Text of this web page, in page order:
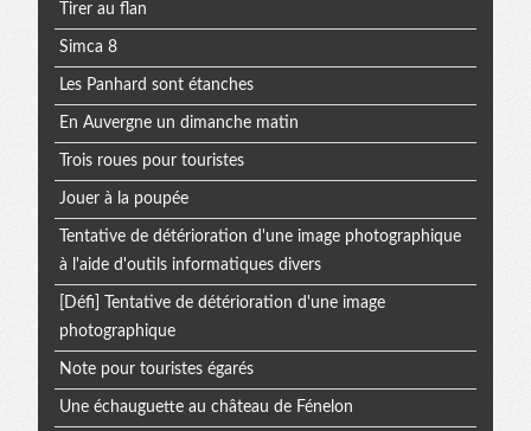
Tirer au flan
Simca 8
Les Panhard sont étanches
En Auvergne un dimanche matin
Trois roues pour touristes
Jouer à la poupée
Tentative de détérioration d'une image photographique
à l'aide d'outils informatiques divers
[Défi] Tentative de détérioration d'une image
photographique
Note pour touristes égarés
Une échauguette au château de Fénelon